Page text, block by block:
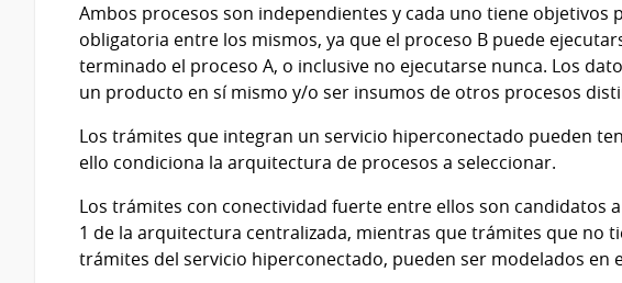
Ambos procesos son independientes y cada uno tiene objetivos
obligatoria entre los mismos, ya que el proceso B puede
terminado el proceso A, o inclusive no ejecutarse nunca. Los
un producto en sí mismo y/o ser insumos de otros procesos
Los trámites que integran un servicio hiperconectado pueden
ello condiciona la arquitectura de procesos a seleccionar.
Los trámites con conectividad fuerte entre ellos son candidatos
1 de la arquitectura centralizada, mientras que trámites que no
trámites del servicio hiperconectado, pueden ser modelados en